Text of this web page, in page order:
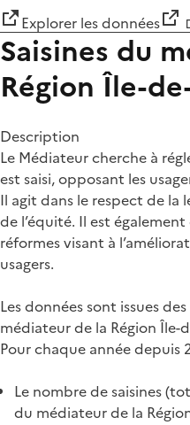
Explorer les données
Saisines du
Région Île-
Description
Le Médiateur cherche à
est saisi, opposant les
Il agit dans le respect de
de l’équité. Il est
réformes visant à
usagers.
Les données sont issues
médiateur de la Région Île-
Pour chaque année depuis
Le nombre de saisines
du médiateur de la